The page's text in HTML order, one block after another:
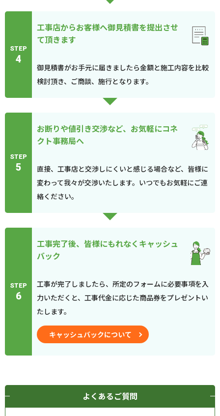
STEP
4
工事店からお客様へ御見積書を提出させ
て頂きます
御見積書がお手元に届きましたら金額と施工内容を比較
検討頂き、ご商談、施行となります。
STEP
5
お断りや値引き交渉など、お気軽にコネ
クト事務局へ
直接、工事店と交渉しにくいと感じる場合など、皆様に
変わって我々が交渉いたします。いつでもお気軽にご連
絡ください。
STEP
6
工事完了後、皆様にもれなくキャッシュ
バック
工事が完了しましたら、所定のフォームに必要事項を入
力いただくと、工事代金に応じた商品券をプレゼントい
たします。
キャッシュバックについて
よくあるご質問